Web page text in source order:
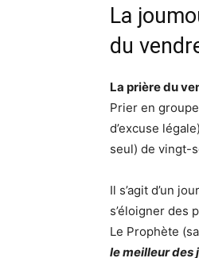
La
du
La prière du
Prier en
d’excuse
seul) de vingt-
Il s’agit d’un
s’éloigner des
Le Prophète
le meilleur des